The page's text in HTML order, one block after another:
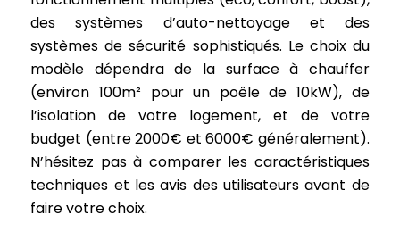
des systèmes d’auto-nettoyage et des
systèmes de sécurité sophistiqués. Le choix du
modèle dépendra de la surface à chauffer
(environ 100m² pour un poêle de 10kW), de
l’isolation de votre logement, et de votre
budget (entre 2000€ et 6000€ généralement).
N’hésitez pas à comparer les caractéristiques
techniques et les avis des utilisateurs avant de
faire votre choix.